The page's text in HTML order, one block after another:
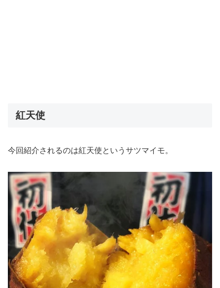
紅天使
今回紹介されるのは紅天使というサツマイモ。